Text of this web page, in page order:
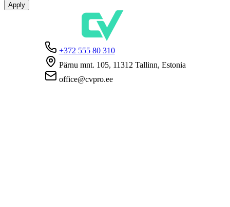
Apply
+372 555 80 310
Pärnu mnt. 105, 11312 Tallinn, Estonia
office@cvpro.ee